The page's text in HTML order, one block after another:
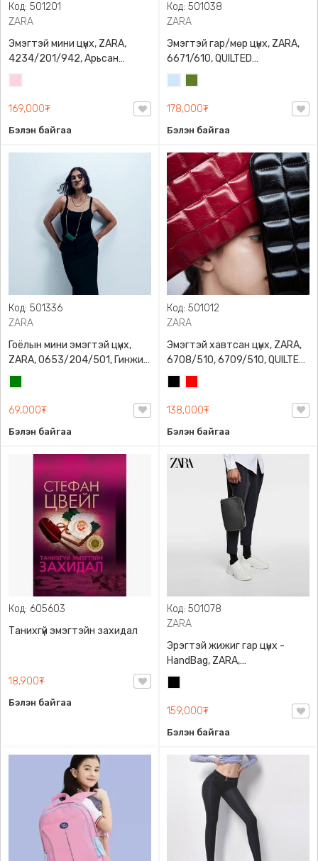
Код: 501201
ZARA
Эмэгтэй мини цүнх, ZARA,
4234/201/942, Арьсан
материалтай, LIMITED EDITION
OVAL LEATHER HANDBAG TRF
169,000₮
Бэлэн байгаа
Код: 501038
ZARA
Эмэгтэй гар/мөр цүнх, ZARA,
6671/610, QUILTED
CROSSBODY BAG WITH HANDLE
178,000₮
Бэлэн байгаа
Код: 501336
ZARA
Гоёлын мини эмэгтэй цүнх,
ZARA, 0653/204/501, Гинжин
оосортой, Дотроо тольтой
69,000₮
Бэлэн байгаа
Код: 501012
ZARA
Эмэгтэй хавтсан цүнх, ZARA,
6708/510, 6709/510, QUILTED
CLUTCH BAGDETAILS, Лакан,
Гинжин оосортой
138,000₮
Бэлэн байгаа
Код: 605603
Танихгүй эмэгтэйн захидал
18,900₮
Бэлэн байгаа
Код: 501078
ZARA
Эрэгтэй жижиг гар цүнх -
HandBag, ZARA,
3720/005/040, PU арьс
159,000₮
Бэлэн байгаа